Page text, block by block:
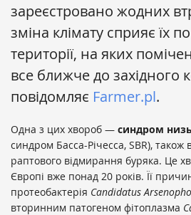
зареєстровано жодних
зміна клімату сприяє їх
території, на яких
все ближче до західного
повідомляє Farmer.pl.
Одна з цих хвороб — синдром
синдром Басса-Річесса, SBR),
раптового відмирання буряка. Це
Європі вже понад 20 років. Її
протеобактерія Candidatus
вторинним патогеном фітоплазма